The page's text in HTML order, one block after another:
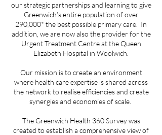
our strategic partnerships and learning to give
Greenwich’s entire population of over
290,000* the best possible primary care. In
addition, we are now also the provider for the
Urgent Treatment Centre at the Queen
Elizabeth Hospital in Woolwich.
Our mission is to create an environment
where health care expertise is shared across
the network to realise efficiencies and create
synergies and economies of scale.
The Greenwich Health 360 Survey was
created to establish a comprehensive view of